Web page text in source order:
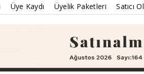
Üye Kaydı Üyelik Paketleri Satıcı Ol